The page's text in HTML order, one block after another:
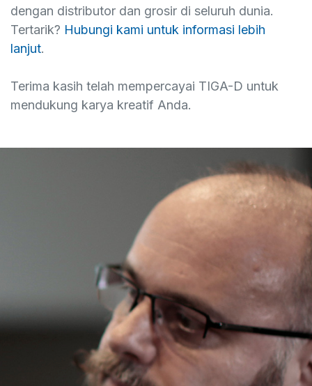
dengan distributor dan grosir di seluruh dunia.
Tertarik? Hubungi kami untuk informasi lebih
lanjut.
Terima kasih telah mempercayai TIGA-D untuk
mendukung karya kreatif Anda.